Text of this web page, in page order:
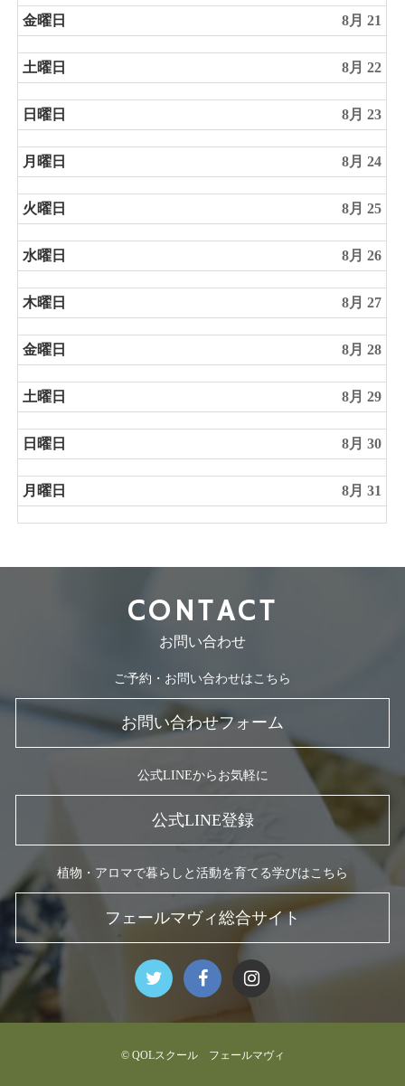
金曜日 8月 21
土曜日 8月 22
日曜日 8月 23
月曜日 8月 24
火曜日 8月 25
水曜日 8月 26
木曜日 8月 27
金曜日 8月 28
土曜日 8月 29
日曜日 8月 30
月曜日 8月 31
CONTACT
お問い合わせ
ご予約・お問い合わせはこちら
お問い合わせフォーム
公式LINEからお気軽に
公式LINE登録
植物・アロマで暮らしと活動を育てる学びはこちら
フェールマヴィ総合サイト
© QOLスクール フェールマヴィ